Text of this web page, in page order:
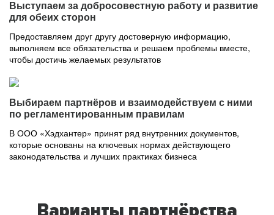
Выступаем за добросовестную работу и развитие
для обеих сторон
Предоставляем друг другу достоверную информацию,
выполняем все обязательства и решаем проблемы вместе,
чтобы достичь желаемых результатов
Выбираем партнёров и взаимодействуем с ними
по регламентированным правилам
В ООО «Хэдхантер» принят ряд внутренних документов,
которые основаны на ключевых нормах действующего
законодательства и лучших практиках бизнеса